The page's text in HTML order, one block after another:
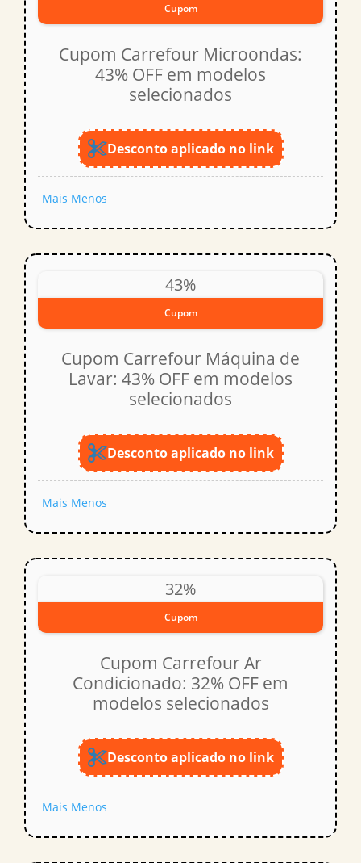
Cupom
Cupom Carrefour Microondas:
43% OFF em modelos
selecionados
Desconto aplicado no link
Mais Menos
43%
Cupom
Cupom Carrefour Máquina de
Lavar: 43% OFF em modelos
selecionados
Desconto aplicado no link
Mais Menos
32%
Cupom
Cupom Carrefour Ar
Condicionado: 32% OFF em
modelos selecionados
Desconto aplicado no link
Mais Menos